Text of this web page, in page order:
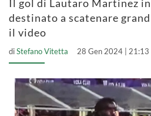
Il gol di Lautaro Martinez
destinato a scatenare
il video
diStefano Vitetta 28 Gen 2024 | 21:13